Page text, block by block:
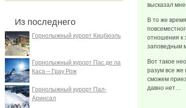
высказал
В то же
отношения к
заповедным
Вот такое
разум все же
сможем
давно нет…
Из последнего
Горнолыжный курорт Кицбюэль
Горнолыжный курорт Пас де ла
Каса – Грау Рож
Горнолыжный курорт Пал-
Аринсал